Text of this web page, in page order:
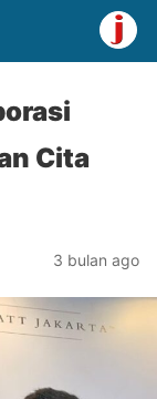
Cita
3 bulan ago